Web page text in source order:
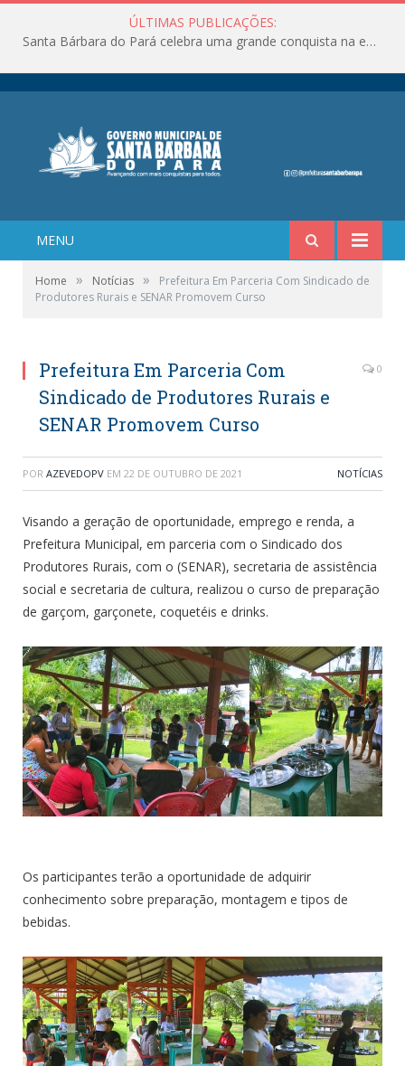
ÚLTIMAS PUBLICAÇÕES:
Santa Bárbara do Pará celebra uma grande conquista na educação!
MENU
Home » Notícias »
Prefeitura Em Parceria Com Sindicado de
Produtores Rurais e SENAR Promovem Curso
Prefeitura Em Parceria Com
Sindicado de Produtores Rurais e
SENAR Promovem Curso
0
POR AZEVEDOPV EM 22 DE OUTUBRO DE 2021 NOTÍCIAS
Visando a geração de oportunidade, emprego e renda, a
Prefeitura Municipal, em parceria com o Sindicado dos
Produtores Rurais, com o (SENAR), secretaria de assistência
social e secretaria de cultura, realizou o curso de preparação
de garçom, garçonete, coquetéis e drinks.
Os participantes terão a oportunidade de adquirir
conhecimento sobre preparação, montagem e tipos de
bebidas.